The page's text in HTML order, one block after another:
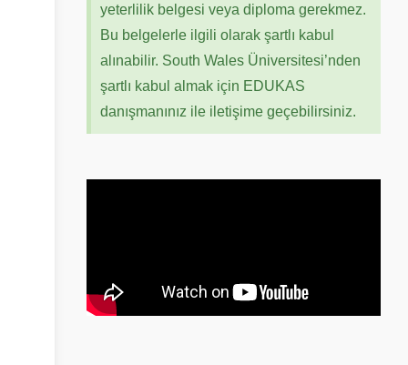
yeterlilik belgesi veya diploma gerekmez.
Bu belgelerle ilgili olarak şartlı kabul
alınabilir. South Wales Üniversitesi’nden
şartlı kabul almak için EDUKAS
danışmanınız ile iletişime geçebilirsiniz.